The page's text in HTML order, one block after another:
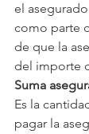
el
como parte
de que la
del importe
Suma
Es la
pagar la